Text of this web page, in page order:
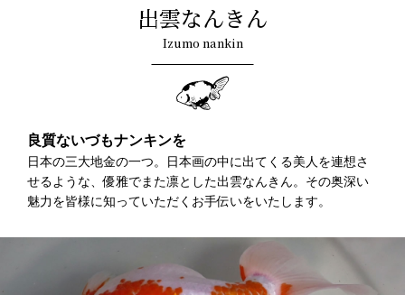
出雲なんきん
Izumo nankin
良質ないづもナンキンを
日本の三大地金の一つ。日本画の中に出てくる美人を連想さ
せるような、優雅でまた凛とした出雲なんきん。その奥深い
魅力を皆様に知っていただくお手伝いをいたします。